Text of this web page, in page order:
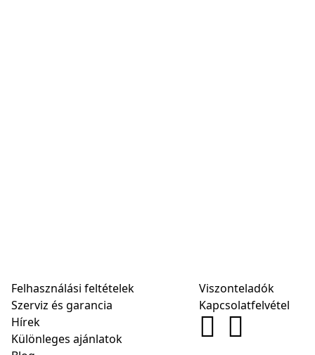
Felhasználási feltételek
Szerviz és garancia
Hírek
Különleges ajánlatok
Viszonteladók
Kapcsolatfelvétel